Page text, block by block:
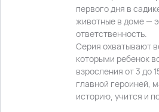
первого дня в
животные в доме —
ответственность.
Серия охватывают
которыми ребенок
взросления от 3 до
главной героиней,
историю, учится и